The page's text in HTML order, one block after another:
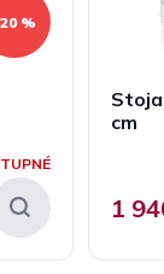
%
cm
1